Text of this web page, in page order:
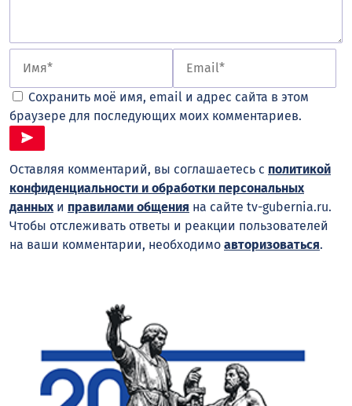
Сохранить моё имя, email и адрес сайта в этом
браузере для последующих моих комментариев.
Оставляя комментарий, вы соглашаетесь с политикой
конфиденциальности и обработки персональных
данныхи правилами общения на сайте tv-gubernia.ru.
Чтобы отслеживать ответы и реакции пользователей
на ваши комментарии, необходимо авторизоваться.